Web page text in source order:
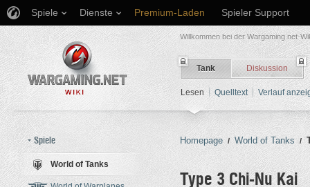
Spiele Dienste Premium-Laden Spieler Support
Willkommen bei der Wargaming.net-
Tank Diskussion
Lesen Quelltext Verlauf
Spiele
World of Tanks
Homepage / World of Tanks /
Type 3 Chi-Nu Kai